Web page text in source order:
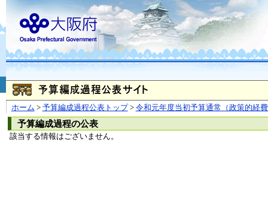
ホーム > 予算編成過程公表トップ> 令和元年度当初予算通常（政策的経
予算編成過程の公表
該当する情報はございません。
お問合せ
大阪府
（法人番号 4000020270008）
本庁 〒540-8570
大阪市
〒559-8555